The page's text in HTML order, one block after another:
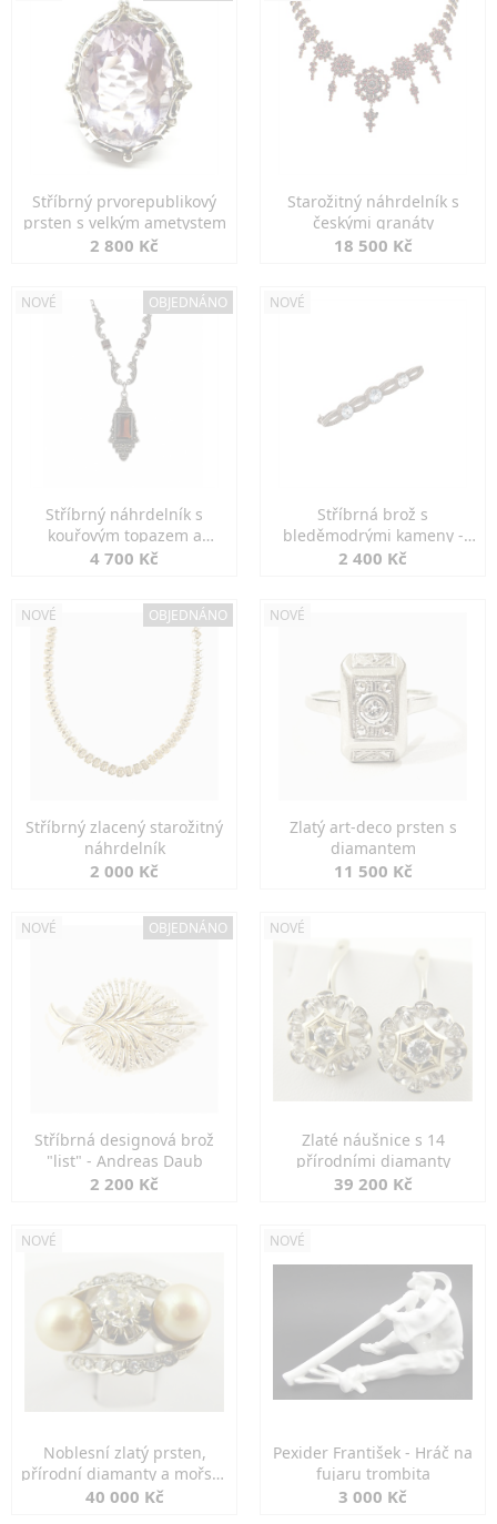
Stříbrný prvorepublikový
prsten s velkým ametystem
2 800 Kč
Starožitný náhrdelník s
českými granáty
18 500 Kč
NOVÉ OBJEDNÁNO
Stříbrný náhrdelník s
kouřovým topazem a
markazity
4 700 Kč
NOVÉ
Stříbrná brož s
bleděmodrými kameny -
jemná elegance
2 400 Kč
NOVÉ OBJEDNÁNO
Stříbrný zlacený starožitný
náhrdelník
2 000 Kč
NOVÉ
Zlatý art-deco prsten s
diamantem
11 500 Kč
NOVÉ OBJEDNÁNO
Stříbrná designová brož
"list" - Andreas Daub
2 200 Kč
NOVÉ
Zlaté náušnice s 14
přírodními diamanty
39 200 Kč
NOVÉ
Noblesní zlatý prsten,
přírodní diamanty a mořské
perly
40 000 Kč
NOVÉ
Pexider František - Hráč na
fujaru trombita
3 000 Kč